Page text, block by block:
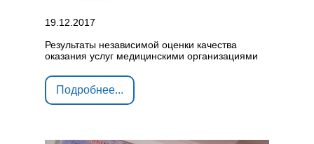
19.12.2017
Результаты независимой оценки качества
оказания услуг медицинскими организациями
Подробнее...